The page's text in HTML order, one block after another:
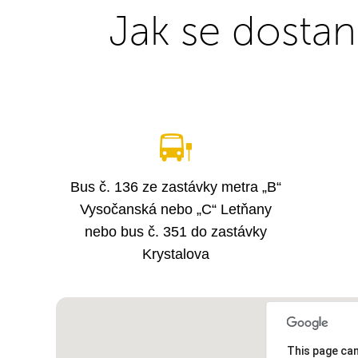
Jak se
Bus č. 136 ze zastávky metra „B“
Vysočanská nebo „C“ Letňany
nebo bus č. 351 do zastávky
Krystalova
This page
This page